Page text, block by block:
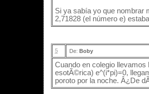
Si ya sabía yo que nombrar
2,71828 (el número e)
5 De: Boby
Cuando en colegio
esotÃ©rica) e^(i*pi)=0,
poroto por la noche. Â¿De